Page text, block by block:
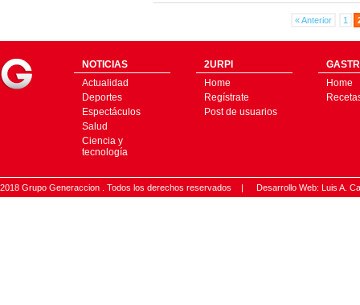
« Anterior 1
NOTICIAS
Actualidad
Deportes
Espectáculos
Salud
Ciencia y
tecnología
2URPI
Home
Regístrate
Post de usuarios
Home
2018 Grupo Generaccion . Todos los derechos reservados | Desarrollo Web: Luis